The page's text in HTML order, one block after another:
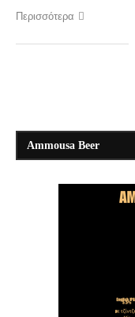
Περισσότερα
Ammousa Beer